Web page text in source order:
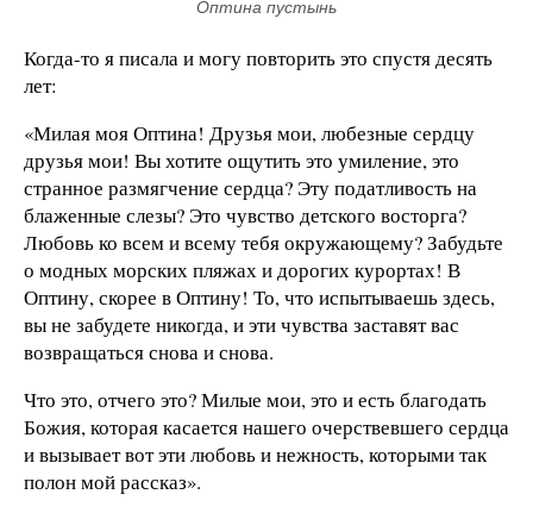
Оптина пустынь
Когда-то я писала и могу повторить это спустя десять
лет:
«Милая моя Оптина! Друзья мои, любезные сердцу
друзья мои! Вы хотите ощутить это умиление, это
странное размягчение сердца? Эту податливость на
блаженные слезы? Это чувство детского восторга?
Любовь ко всем и всему тебя окружающему? Забудьте
о модных морских пляжах и дорогих курортах! В
Оптину, скорее в Оптину! То, что испытываешь здесь,
вы не забудете никогда, и эти чувства заставят вас
возвращаться снова и снова.
Что это, отчего это? Милые мои, это и есть благодать
Божия, которая касается нашего очерствевшего сердца
и вызывает вот эти любовь и нежность, которыми так
полон мой рассказ».